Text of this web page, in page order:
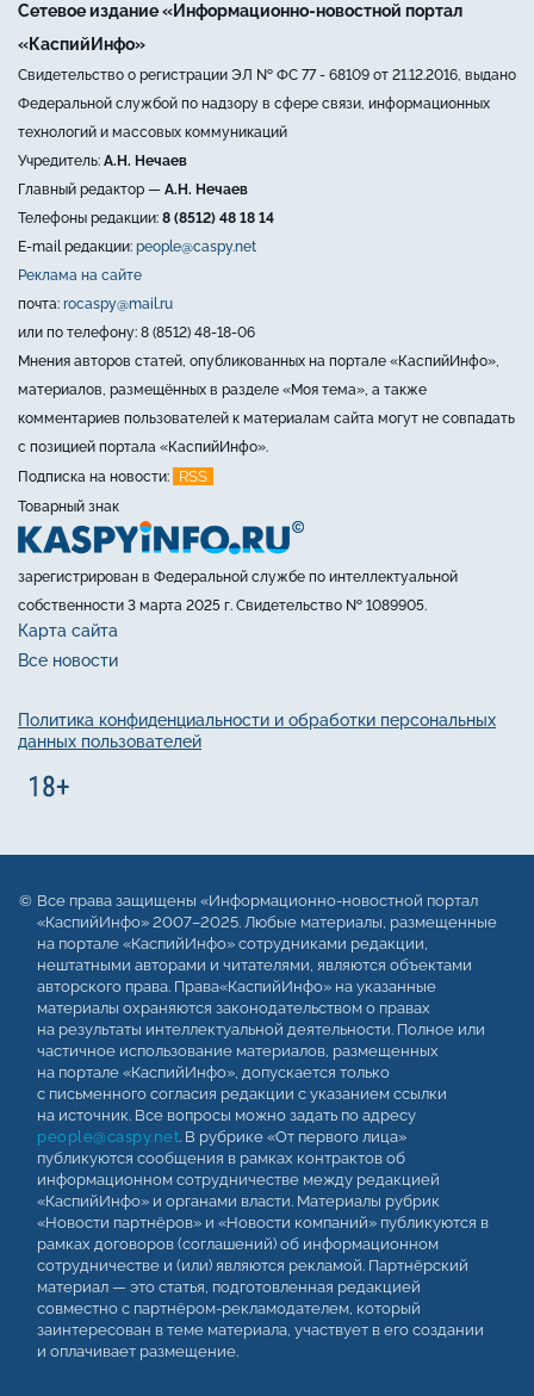
Сетевое издание «Информационно-новостной портал
«КаспийИнфо»
Свидетельство о регистрации ЭЛ № ФС 77 - 68109 от 21.12.2016, выдано
Федеральной службой по надзору в сфере связи, информационных
технологий и массовых коммуникаций
Учредитель: А.Н. Нечаев
Главный редактор — А.Н. Нечаев
Телефоны редакции: 8 (8512) 48 18 14
E-mail редакции: people@caspy.net
Реклама на сайте
почта: rocaspy@mail.ru
или по телефону: 8 (8512) 48-18-06
Мнения авторов статей, опубликованных на портале «КаспийИнфо»,
материалов, размещённых в разделе «Моя тема», а также
комментариев пользователей к материалам сайта могут не совпадать
с позицией портала «КаспийИнфо».
Подписка на новости:
RSS
Товарный знак
зарегистрирован в Федеральной службе по интеллектуальной
собственности 3 марта 2025 г. Свидетельство № 1089905.
Карта сайта
Все новости
Политика конфиденциальности и обработки персональных
данных пользователей
Все права защищены «Информационно-новостной портал
«КаспийИнфо» 2007–2025. Любые материалы, размещенные
на портале «КаспийИнфо» сотрудниками редакции,
нештатными авторами и читателями, являются объектами
авторского права. Права«КаспийИнфо» на указанные
материалы охраняются законодательством о правах
на результаты интеллектуальной деятельности. Полное или
частичное использование материалов, размещенных
на портале «КаспийИнфо», допускается только
с письменного согласия редакции с указанием ссылки
на источник. Все вопросы можно задать по адресу
people@caspy.net. В рубрике «От первого лица»
публикуются сообщения в рамках контрактов об
информационном сотрудничестве между редакцией
«КаспийИнфо» и органами власти. Материалы рубрик
«Новости партнёров» и «Новости компаний» публикуются в
рамках договоров (соглашений) об информационном
сотрудничестве и (или) являются рекламой. Партнёрский
материал — это статья, подготовленная редакцией
совместно с партнёром-рекламодателем, который
заинтересован в теме материала, участвует в его создании
и оплачивает размещение.